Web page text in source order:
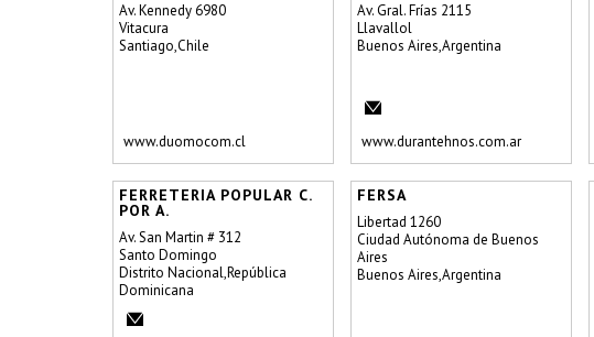
Av. Kennedy 6980
Vitacura
Santiago,Chile
www.duomocom.cl
Av. Gral. Frías 2115
Llavallol
Buenos Aires,Argentina
www.durantehnos.com.ar
FERRETERIA POPULAR C.
POR A.
Av. San Martin # 312
Santo Domingo
Distrito Nacional,República
Dominicana
FERSA
Libertad 1260
Ciudad Autónoma de Buenos
Aires
Buenos Aires,Argentina